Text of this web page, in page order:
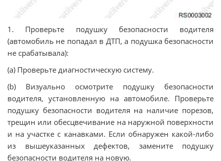
1. Проверьте подушку безопасности водителя
(автомобиль не попадал в ДТП, а подушка безопасности
не срабатывала):
(a) Проверьте диагностическую систему.
(b) Визуально осмотрите подушку безопасности
водителя, установленную на автомобиле. Проверьте
подушку безопасности водителя на наличие порезов,
трещин или обесцвечивание на наружной поверхности
и на участке с канавками. Если обнаружен какой-либо
из вышеуказанных дефектов, замените подушку
безопасности водителя на новую.